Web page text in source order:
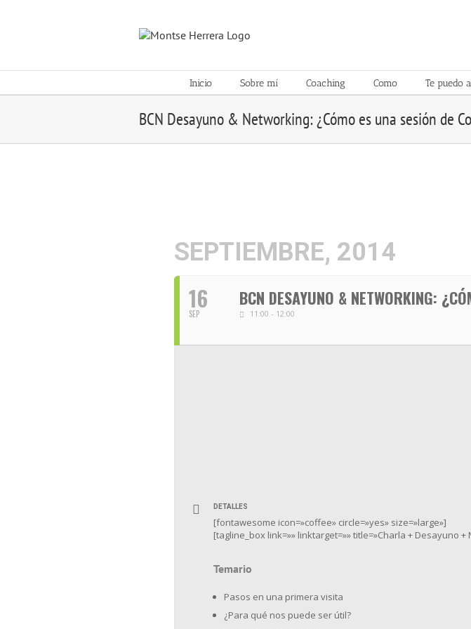
Inicio Sobre mí Coaching Como Te puedo
BCN Desayuno & Networking: ¿Cómo es una sesión de
SEPTIEMBRE, 2014
16
SEP
BCN DESAYUNO & NETWORKING:
11:00 - 12:00
DETALLES
[fontawesome icon=»coffee» circle=»yes» size=»large»]
[tagline_box link=»» linktarget=»» title=»Charla + Desayuno
Temario
Pasos en una primera visita
¿Para qué nos puede ser útil?